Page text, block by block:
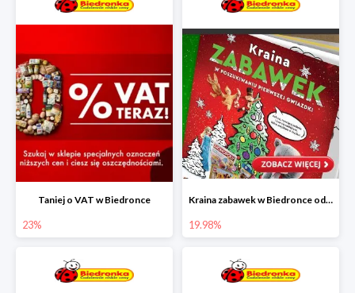
Taniej o VAT w Biedronce
23%
Kraina zabawek w Biedronce od 19,99 zł
19.98%